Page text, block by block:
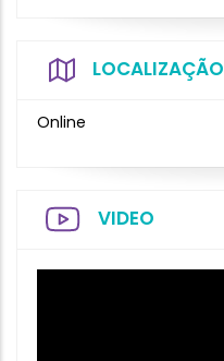
LOCALIZAÇÃO
Online
VIDEO